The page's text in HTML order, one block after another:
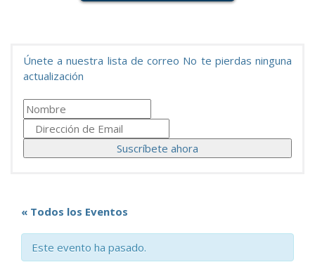
Únete a nuestra lista de correo No te pierdas ninguna
actualización
« Todos los Eventos
Este evento ha pasado.